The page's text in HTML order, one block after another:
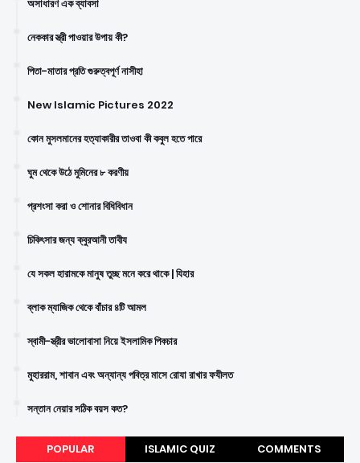
অসাধারণ এক ব্যাবসা
নেককার স্ত্রী পাওয়ার উপায় কী?
পিতা-মাতার প্রতি গুরুত্বপূর্ণ নাসীহা
New Islamic Pictures 2022
কোন মুসলমানের হত্যাকারীর তাওবা কী কবুল হতে পারে
ঘুম থেকে উঠে মুমিনের ৮ করণীয়
প্রশংসা করা ও শোনার বিধিবিধান
চিকিৎসার জন্য ক্বুরআনী তাবীয
যে সকল হারামকে মানুষ তুচ্ছ মনে করে থাকে | যিহার
ব্লাক ম্যাজিক থেকে বাঁচার ৪টি আমল
স্বামী-স্ত্রীর ভালোবাসা নিয়ে ইসলামিক পিকচার
মুহাররাম, শাবান এবং অন্যান্য পবিত্র মাসে রোযা রাখার ফযীলত
সন্তান নেয়ার সঠিক বয়স কত?
POPULAR ISLAMIC QUIZ COMMENTS